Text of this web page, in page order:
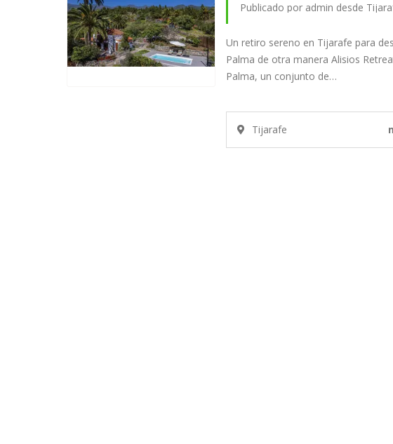
Publicado por admin desde
Un retiro sereno en Tijarafe para
Palma de otra manera Alisios
Palma, un conjunto de…
Tijarafe